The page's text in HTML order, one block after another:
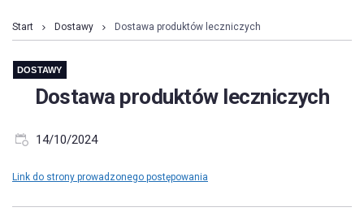
Start Dostawy Dostawa produktów leczniczych
DOSTAWY
Dostawa produktów leczniczych
14/10/2024
Link do strony prowadzonego postępowania